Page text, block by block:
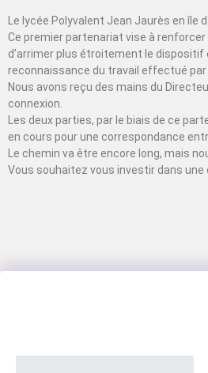
Le lycée Polyvalent Jean Jaurès en
Ce premier partenariat vise à
d’arrimer plus étroitement le dispositif
reconnaissance du travail effectué
Nous avons reçu des mains du
connexion.
Les deux parties, par le biais de ce
en cours pour une correspondance
Le chemin va être encore long, mais
Vous souhaitez vous investir dans une